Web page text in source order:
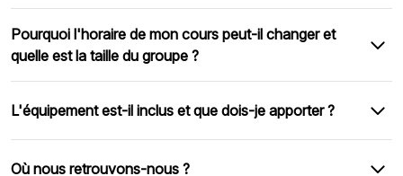
Pourquoi l'horaire de mon cours peut-il changer et
quelle est la taille du groupe ?
L'équipement est-il inclus et que dois-je apporter ?
Où nous retrouvons-nous ?